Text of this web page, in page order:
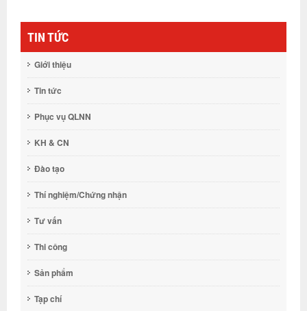
TIN TỨC
Giới thiệu
Tin tức
Phục vụ QLNN
KH & CN
Đào tạo
Thí nghiệm/Chứng nhận
Tư vấn
Thi công
Sản phẩm
Tạp chí